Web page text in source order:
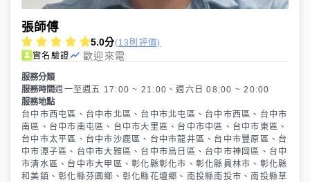
張師傅
5.0分(13則評價)
實名驗證
歡迎來電
服務分類
服務時間週一至週五 17:00 ~ 21:00、週六日 08:00 ~ 20:00
服務地點
台中市西屯區、台中市北區、台中市北屯區、台中市西區、台中市
南區、台中市南屯區、台中市大里區、台中市中區、台中市東區、
台中市太平區、台中市沙鹿區、台中市龍井區、台中市豐原區、台
中市潭子區、台中市大雅區、台中市烏日區、台中市神岡區、台中
市清水區、台中市大甲區、彰化縣彰化市、彰化縣員林市、彰化縣
和美鎮、彰化縣芬園鄉、彰化縣花壇鄉、南投縣南投市、南投縣草